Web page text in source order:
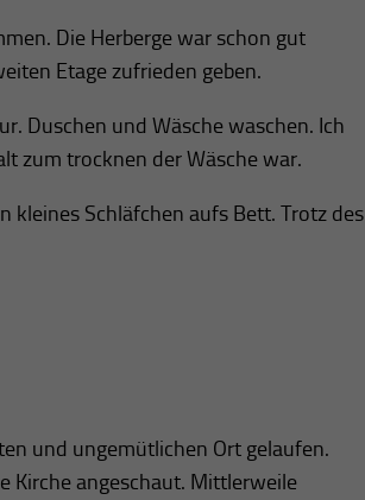
Die Herberge war schon gut
Etage zufrieden geben.
Duschen und Wäsche waschen. Ich
zum trocknen der Wäsche war.
kleines Schläfchen aufs Bett. Trotz des
und ungemütlichen Ort gelaufen.
Kirche angeschaut. Mittlerweile